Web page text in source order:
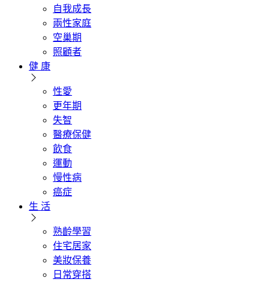
自我成長
兩性家庭
空巢期
照顧者
健 康
性愛
更年期
失智
醫療保健
飲食
運動
慢性病
癌症
生 活
熟齡學習
住宅居家
美妝保養
日常穿搭